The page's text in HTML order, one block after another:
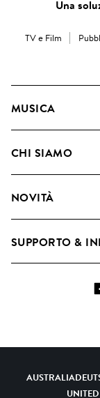
Una
TV e Film
MUSICA
Cerca
CHI SIAMO
Come utilizziamo
NOVITÀ
SUPPORTO &
AUSTRALIA